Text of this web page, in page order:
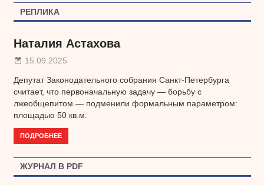
РЕПЛИКА
Наталия Астахова
15.09.2025
Депутат Законодательного собрания Санкт-Петербурга
считает, что первоначальную задачу — борьбу с
лжеобщепитом — подменили формальным параметром:
площадью 50 кв.м.
ПОДРОБНЕЕ
ЖУРНАЛ В PDF